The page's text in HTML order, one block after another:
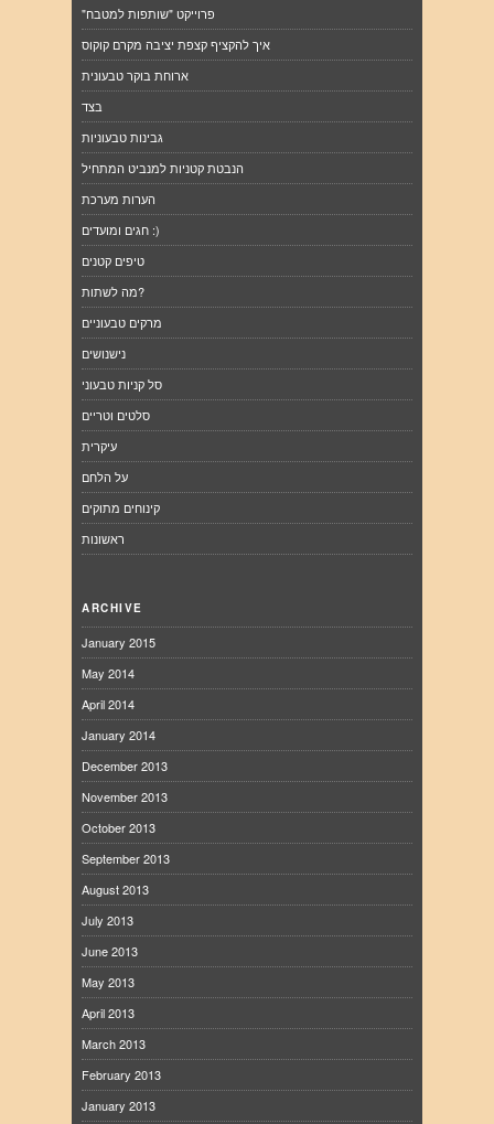
"פרוייקט "שותפות למטבח
איך להקציף קצפת יציבה מקרם קוקוס
ארוחת בוקר טבעונית
בצד
גבינות טבעוניות
הנבטת קטניות למנביט המתחיל
הערות מערכת
חגים ומועדים :)
טיפים קטנים
מה לשתות?
מרקים טבעוניים
נישנושים
סל קניות טבעוני
סלטים וטריים
עיקרית
על הלחם
קינוחים מתוקים
ראשונות
ARCHIVE
January 2015
May 2014
April 2014
January 2014
December 2013
November 2013
October 2013
September 2013
August 2013
July 2013
June 2013
May 2013
April 2013
March 2013
February 2013
January 2013